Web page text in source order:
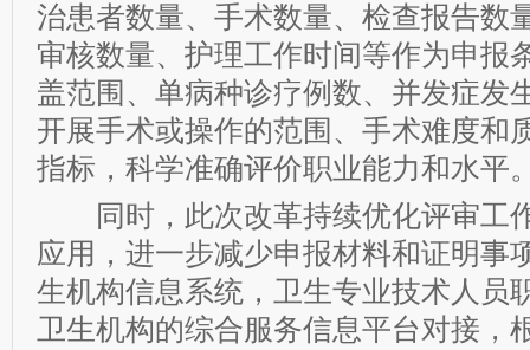
治患者数量、手术数量、检查报告数
审核数量、护理工作时间等作为申报
盖范围、单病种诊疗例数、并发症发
开展手术或操作的范围、手术难度和
指标，科学准确评价职业能力和水平
同时，此次改革持续优化评审工
应用，进一步减少申报材料和证明事
生机构信息系统，卫生专业技术人员
卫生机构的综合服务信息平台对接，